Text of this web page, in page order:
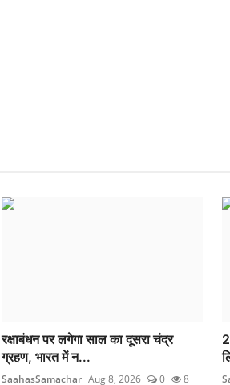
रक्षाबंधन पर लगेगा साल का दूसरा चंद्र
ग्रहण, भारत में न...
SaahasSamachar Aug 8, 2026 0 8